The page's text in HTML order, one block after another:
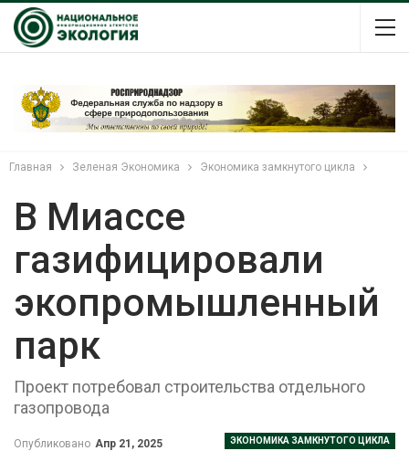
Главная Зеленая Экономика Экономика замкнутого цикла
В Миассе
газифицировали
экопромышленный
парк
Проект потребовал строительства отдельного
газопровода
ЭКОНОМИКА ЗАМКНУТОГО ЦИКЛА
Опубликовано Апр 21, 2025